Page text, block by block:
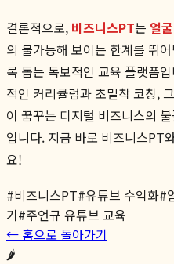
결론적으로, 비즈니스PT는 얼
의 불가능해 보이는 한계를 뛰
록 돕는 독보적인 교육 플랫폼
적인 커리큘럼과 초밀착 코칭,
이 꿈꾸는 디지털 비즈니스의
입니다. 지금 바로 비즈니스PT
요!
#비즈니스PT#유튜브 수익화#
기#주언규 유튜브 교육
← 홈으로 돌아가기
🌶️